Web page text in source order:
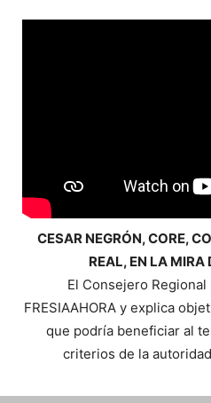
CESAR NEGRÓN, CORE,
REAL, EN LA MIRA
El Consejero
FRESIAAHORA y explica
que podría beneficiar al
criterios de la